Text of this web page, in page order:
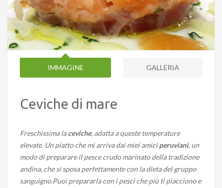
IMMAGINE GALLERIA
Ceviche di mare
Freschissima laceviche, adatta a queste temperature
elevate. Un piatto che mi arriva dai miei amiciperuviani, un
modo di preparare il pesce crudo marinato della tradizione
andina, che si sposa perfettamente con la dieta del gruppo
sanguigno.Puoi prepararla con i pesci che più ti piacciono e